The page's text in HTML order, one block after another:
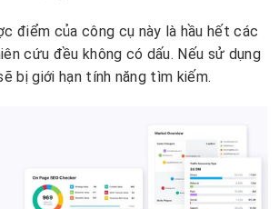
điểm của công cụ này là hầu hết các
cứu đều không có dấu. Nếu sử dụng
bị giới hạn tính năng tìm kiếm.